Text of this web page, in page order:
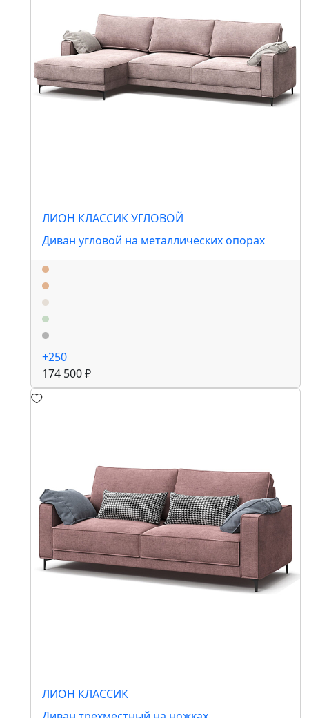
ЛИОН КЛАССИК УГЛОВОЙ
Диван угловой на металлических опорах
+250
174 500 ₽
ЛИОН КЛАССИК